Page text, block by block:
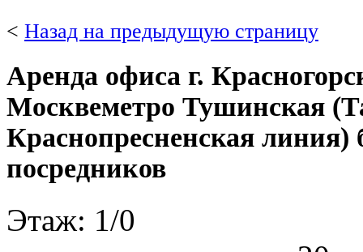
< Назад на предыдущую страницу
Аренда офиса г.
Москвеметро Тушинская
Краснопресненская линия)
посредников
Этаж: 1/0